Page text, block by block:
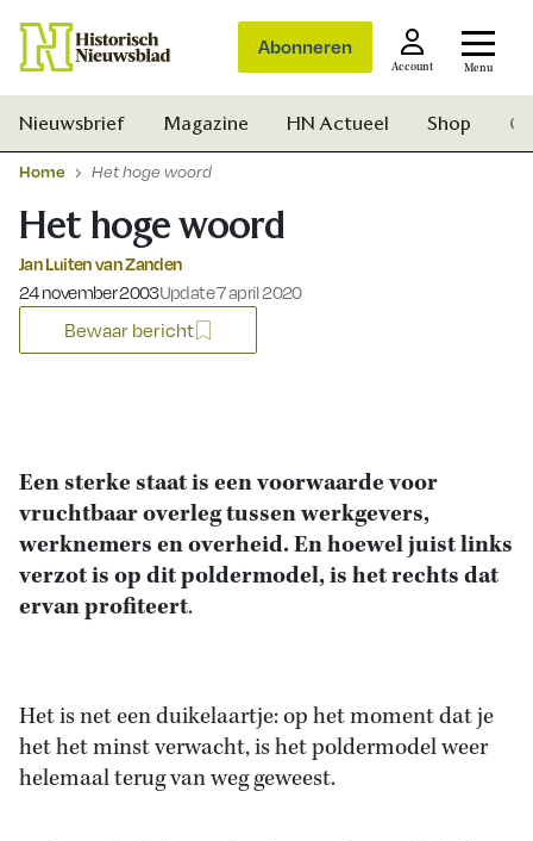
Abonneren
Account Menu
Zoek
Nieuwsbrief Magazine HN Actueel Shop
Home Het hoge woord
Het hoge woord
Jan Luiten van Zanden
Gepubliceerd op:
24 november 2003Update 7 april 2020
Bewaar bericht
Een sterke staat is een voorwaarde voor
vruchtbaar overleg tussen werkgevers,
werknemers en overheid. En hoewel juist links
verzot is op dit poldermodel, is het rechts dat
ervan profiteert.
Het is net een duikelaartje: op het moment dat je
het het minst verwacht, is het poldermodel weer
helemaal terug van weg geweest.